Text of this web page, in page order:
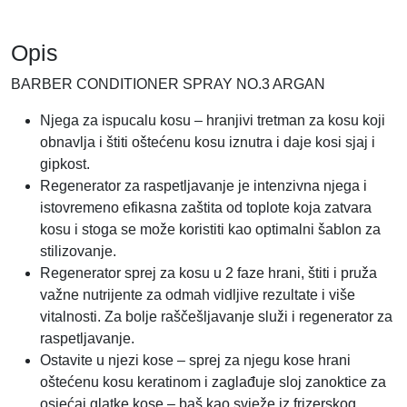
M
.
Opis
BARBER CONDITIONER SPRAY NO.3 ARGAN
Njega za ispucalu kosu – hranjivi tretman za kosu koji
obnavlja i štiti oštećenu kosu iznutra i daje kosi sjaj i
gipkost.
Regenerator za raspetljavanje je intenzivna njega i
istovremeno efikasna zaštita od toplote koja zatvara
kosu i stoga se može koristiti kao optimalni šablon za
stilizovanje.
Regenerator sprej za kosu u 2 faze hrani, štiti i pruža
važne nutrijente za odmah vidljive rezultate i više
vitalnosti. Za bolje raščešljavanje služi i regenerator za
raspetljavanje.
Ostavite u njezi kose – sprej za njegu kose hrani
oštećenu kosu keratinom i zaglađuje sloj zanoktice za